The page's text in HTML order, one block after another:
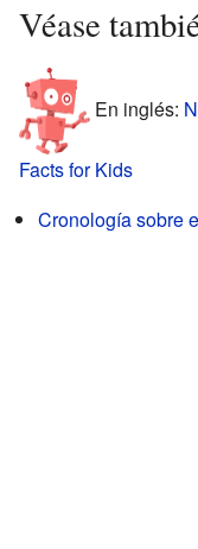
Véase
En inglés:
Facts for Kids
Cronología sobre